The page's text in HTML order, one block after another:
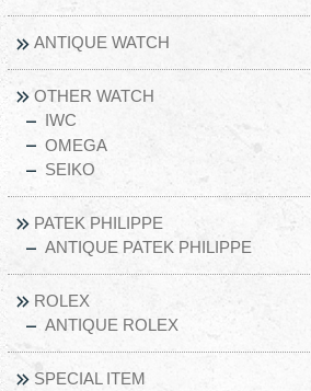
ANTIQUE WATCH
OTHER WATCH
IWC
OMEGA
SEIKO
PATEK PHILIPPE
ANTIQUE PATEK PHILIPPE
ROLEX
ANTIQUE ROLEX
SPECIAL ITEM